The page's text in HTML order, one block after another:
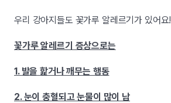
우리 강아지들도 꽃가루 알레르기가 있어요!
꽃가루 알레르기 증상으로는
1. 발을 핥거나 깨무는 행동
2. 눈이 충혈되고 눈물이 많이 남